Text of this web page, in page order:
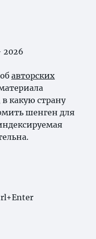
2026
авторских
какую страну
шенген для